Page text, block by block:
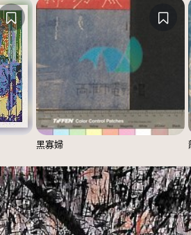
黑寡婦